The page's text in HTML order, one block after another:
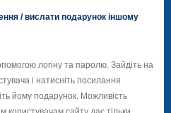
/ вислати подарунок іншому
логіну та паролю. Зайдіть на
і натисніть посилання
йому подарунок. Можливість